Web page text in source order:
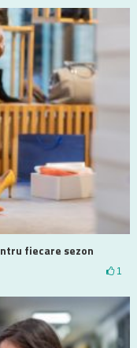
fiecare sezon
1